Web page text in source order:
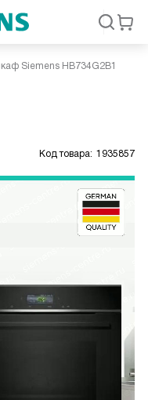
Siemens HB734G2B1
Код товара: 1935857